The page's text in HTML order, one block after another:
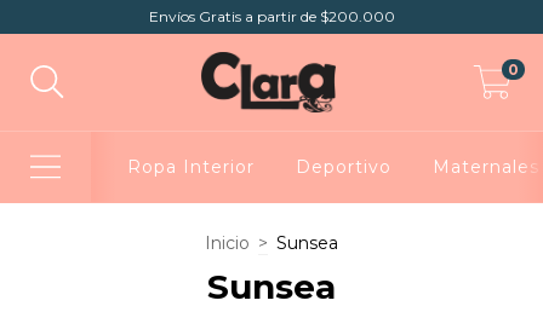
Envíos Gratis a partir de $200.000
0
Ropa Interior Deportivo Maternales
Inicio > Sunsea
Sunsea